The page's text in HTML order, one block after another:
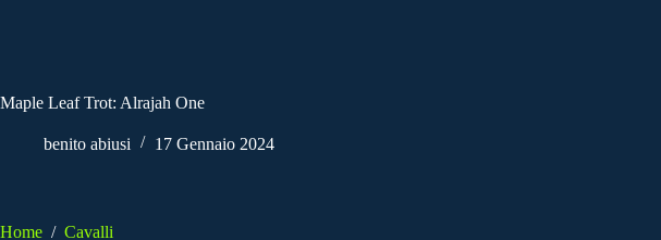
Maple Leaf Trot: Alrajah One
benito abiusi 17 Gennaio 2024
Home / Cavalli